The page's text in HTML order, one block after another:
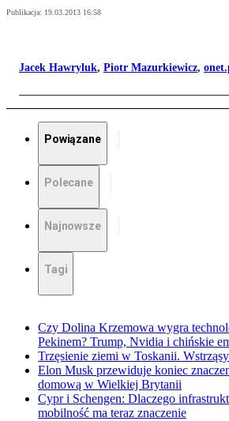
Publikacja: 19.03.2013 16:58
Jacek Hawryluk, Piotr Mazurkiewicz,
Powiązane
Polecane
Najnowsze
Tagi
Czy Dolina Krzemowa wygra
Pekinem? Trump, Nvidia i chińskie
Trzęsienie ziemi w Toskanii.
Elon Musk przewiduje koniec
domową w Wielkiej Brytanii
Cypr i Schengen: Dlaczego
mobilność ma teraz znaczenie